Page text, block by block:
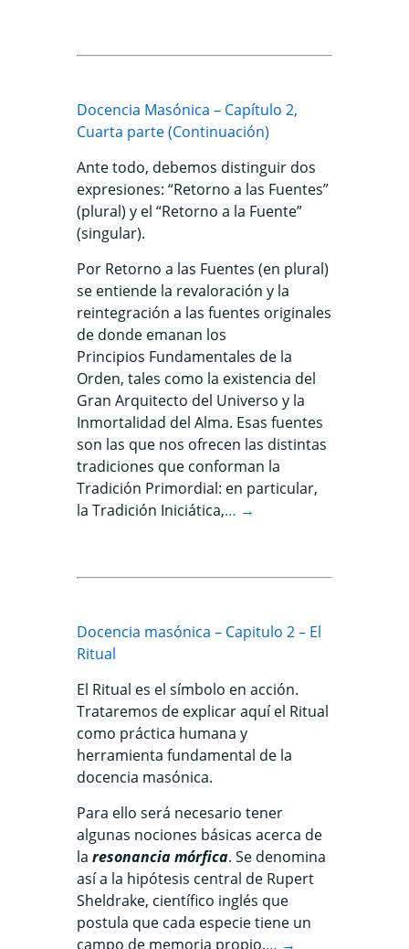
Docencia Masónica – Capítulo 2,
Cuarta parte (Continuación)
Ante todo, debemos distinguir dos
expresiones: “Retorno a las Fuentes”
(plural) y el “Retorno a la Fuente”
(singular).
Por Retorno a las Fuentes (en plural)
se entiende la revaloración y la
reintegración a las fuentes originales
de donde emanan los
Principios Fundamentales de la
Orden, tales como la existencia del
Gran Arquitecto del Universo y la
Inmortalidad del Alma. Esas fuentes
son las que nos ofrecen las distintas
tradiciones que conforman la
Tradición Primordial: en particular,
la Tradición Iniciática,… →
Docencia masónica – Capitulo 2 – El
Ritual
El Ritual es el símbolo en acción.
Trataremos de explicar aquí el Ritual
como práctica humana y
herramienta fundamental de la
docencia masónica.
Para ello será necesario tener
algunas nociones básicas acerca de
la resonancia mórfica. Se denomina
así a la hipótesis central de Rupert
Sheldrake, científico inglés que
postula que cada especie tiene un
campo de memoria propio.… →